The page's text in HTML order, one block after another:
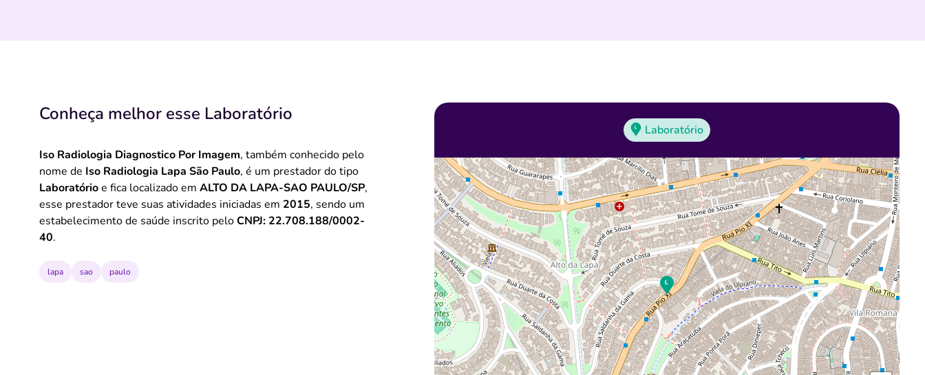
Conheça melhor esse Laboratório
Iso Radiologia Diagnostico Por Imagem, também conhecido pelo
nome de Iso Radiologia Lapa São Paulo, é um prestador do tipo
Laboratórioe fica localizado em ALTO DA LAPA-SAO PAULO/SP,
esse prestador teve suas atividades iniciadas em 2015, sendo um
estabelecimento de saúde inscrito peloCNPJ: 22.708.188/0002-
40.
lapa sao paulo
Laboratório